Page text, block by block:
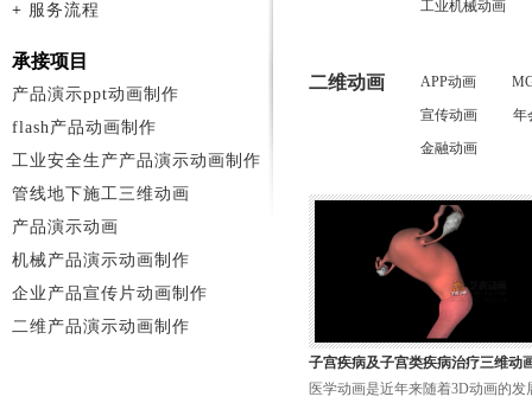
工业机械动画
二维动画 APP动画
宣传动画
年
金融动画
子宫疾病及子宫类疾病治疗三维动
医学动画是近年来随着3D动画的发
+ 服务流程
承接项目
产品演示ppt动画制作
flash产品动画制作
工业安全生产产品演示动画制作
管线地下施工三维动画
产品演示动画
机械产品演示动画制作
企业产品宣传片动画制作
二维产品演示动画制作